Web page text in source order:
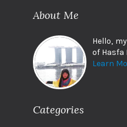
About Me
Hello,
of
Learn
Categories